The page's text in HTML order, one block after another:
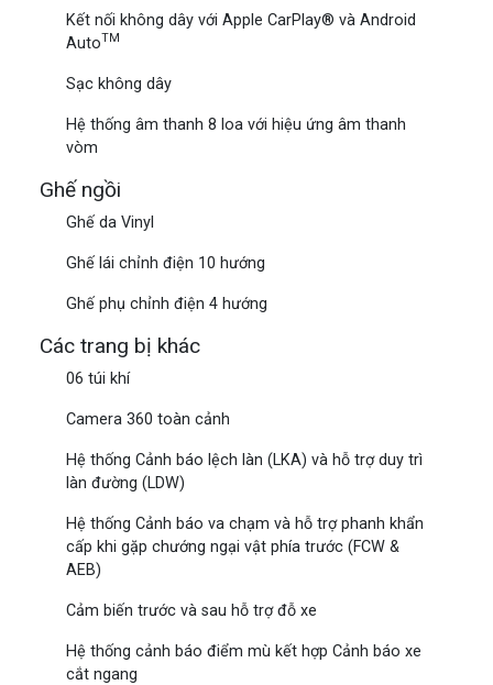
Kết nối không dây với Apple CarPlay® và Android
AutoTM
Sạc không dây
Hệ thống âm thanh 8 loa với hiệu ứng âm thanh
vòm
Ghế ngồi
Ghế da Vinyl
Ghế lái chỉnh điện 10 hướng
Ghế phụ chỉnh điện 4 hướng
Các trang bị khác
06 túi khí
Camera 360 toàn cảnh
Hệ thống Cảnh báo lệch làn (LKA) và hỗ trợ duy trì
làn đường (LDW)
Hệ thống Cảnh báo va chạm và hỗ trợ phanh khẩn
cấp khi gặp chướng ngại vật phía trước (FCW &
AEB)
Cảm biến trước và sau hỗ trợ đỗ xe
Hệ thống cảnh báo điểm mù kết hợp Cảnh báo xe
cắt ngang